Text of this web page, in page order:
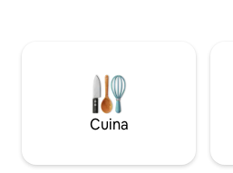
tenen matalassos de luxe. Llicència
turística: VT 4079
Cuina